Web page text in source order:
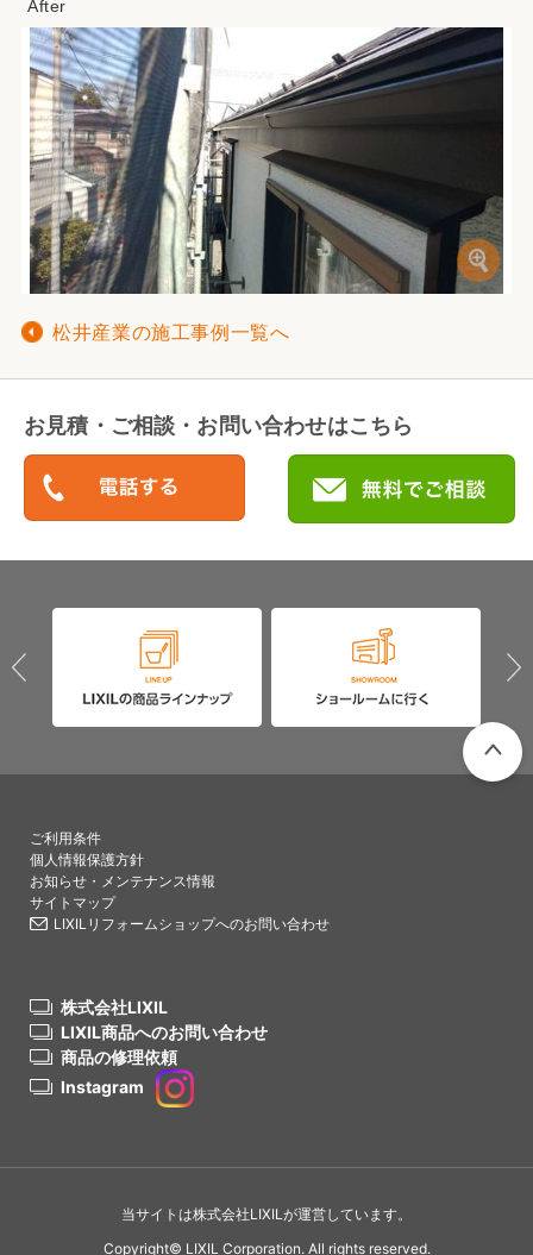
松井産業の施工事例一覧へ
お見積・ご相談・お問い合わせはこちら
ご利用条件
個人情報保護方針
お知らせ・メンテナンス情報
サイトマップ
LIXILリフォームショップへのお問い合わせ
株式会社LIXIL
LIXIL商品へのお問い合わせ
商品の修理依頼
Instagram
当サイトは株式会社LIXILが運営しています。
Copyright© LIXIL Corporation. All rights reserved.